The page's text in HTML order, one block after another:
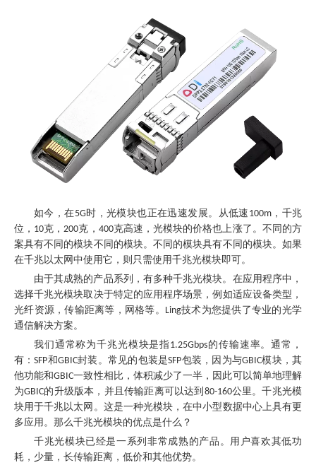
如今，在5G时，光模块也正在迅速发展。从低速100m，千兆
位，10克，200克，400克高速，光模块的价格也上涨了。不同的方
案具有不同的模块不同的模块。不同的模块具有不同的模块。如果
在千兆以太网中使用它，则只需使用千兆光模块即可。
由于其成熟的产品系列，有多种千兆光模块。在应用程序中，
选择千兆光模块取决于特定的应用程序场景，例如适应设备类型，
光纤资源，传输距离等，网格等。Ling技术为您提供了专业的光学
通信解决方案。
我们通常称为千兆光模块是指1.25Gbps的传输速率。通常，
有：SFP和GBIC封装。常见的包装是SFP包装，因为与GBIC模块，其
他功能和GBIC一致性相比，体积减少了一半，因此可以简单地理解
为GBIC的升级版本，并且传输距离可以达到80-160公里。千兆光模
块用于千兆以太网。这是一种光模块，在中小型数据中心上具有更
多应用。那么千兆光模块的优点是什么？
千兆光模块已经是一系列非常成熟的产品。用户喜欢其低功
耗，少量，长传输距离，低价和其他优势。